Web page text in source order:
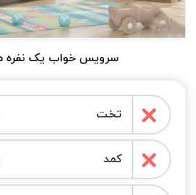
سرویس خواب یک نفره
تخت
کمد